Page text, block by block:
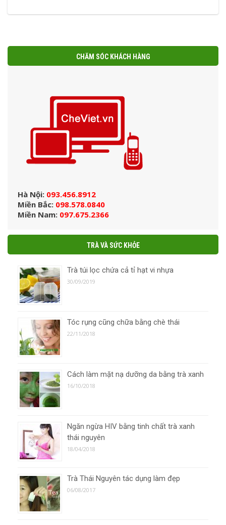
CHĂM SÓC KHÁCH HÀNG
Hà Nội: 093.456.8912
Miền Bắc: 098.578.0840
Miền Nam: 097.675.2366
TRÀ VÀ SỨC KHỎE
Trà túi lọc chứa cả tỉ hạt vi nhựa
30/09/2019
Tóc rụng cũng chữa bằng chè thái
22/11/2018
Cách làm mặt nạ dưỡng da bằng trà xanh
16/10/2018
Ngăn ngừa HIV bằng tinh chất trà xanh
thái nguyên
18/04/2018
Trà Thái Nguyên tác dụng làm đẹp
06/08/2017